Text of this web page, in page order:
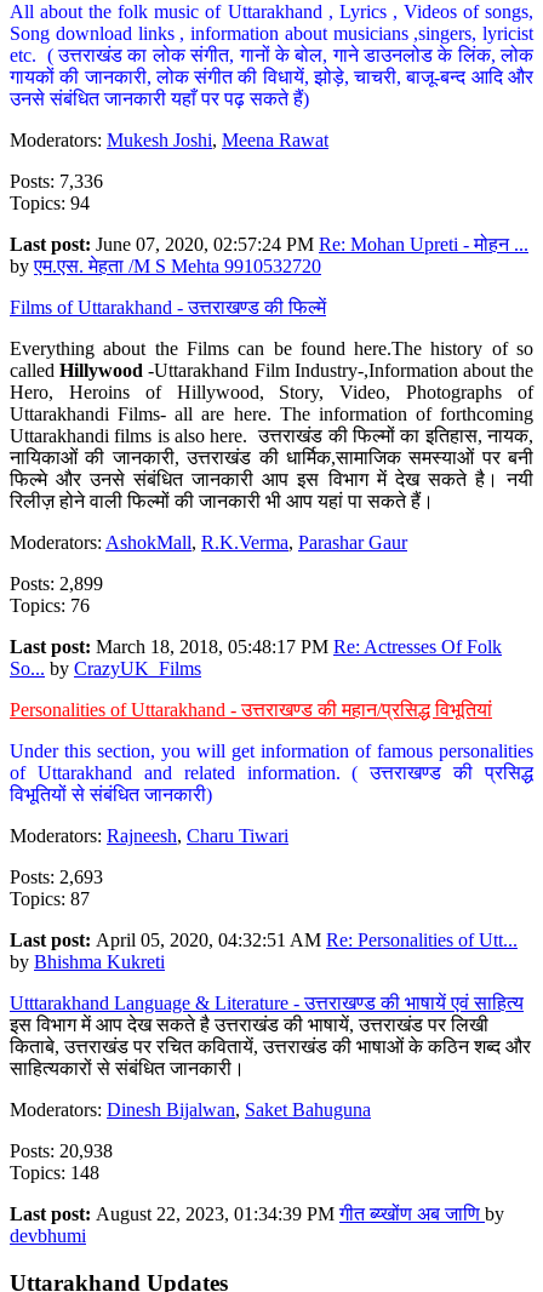
All about the folk music of Uttarakhand , Lyrics , Videos of songs,
Song download links , information about musicians ,singers, lyricist
etc. ( उत्तराखंड का लोक संगीत, गानों के बोल, गाने डाउनलोड के लिंक, लोक
गायकों की जानकारी, लोक संगीत की विधायें, झोड़े, चाचरी, बाजू-बन्द आदि और
उनसे संबंधित जानकारी यहाँ पर पढ़ सकते हैं)
Moderators: Mukesh Joshi, Meena Rawat
Posts: 7,336
Topics: 94
Last post: June 07, 2020, 02:57:24 PM Re: Mohan Upreti - मोहन ...
byएम.एस. मेहता /M S Mehta 9910532720
Films of Uttarakhand - उत्तराखण्ड की फिल्में
Everything about the Films can be found here.The history of so
calledHillywood-Uttarakhand Film Industry-,Information about the
Hero, Heroins of Hillywood, Story, Video, Photographs of
Uttarakhandi Films- all are here. The information of forthcoming
Uttarakhandi films is also here. उत्तराखंड की फिल्मों का इतिहास, नायक,
नायिकाओं की जानकारी, उत्तराखंड की धार्मिक,सामाजिक समस्याओं पर बनी
फिल्मे और उनसे संबंधित जानकारी आप इस विभाग में देख सकते है। नयी
रिलीज़ होने वाली फिल्मों की जानकारी भी आप यहां पा सकते हैं।
Moderators: AshokMall, R.K.Verma, Parashar Gaur
Posts: 2,899
Topics: 76
Last post: March 18, 2018, 05:48:17 PM Re: Actresses Of Folk
So... by CrazyUK_Films
Personalities of Uttarakhand - उत्तराखण्ड की महान/प्रसिद्ध विभूतियां
Under this section, you will get information of famous personalities
of Uttarakhand and related information. ( उत्तराखण्ड की प्रसिद्ध
विभूतियों से संबंधित जानकारी)
Moderators: Rajneesh, Charu Tiwari
Posts: 2,693
Topics: 87
Last post: April 05, 2020, 04:32:51 AM Re: Personalities of Utt...
by Bhishma Kukreti
Utttarakhand Language & Literature - उत्तराखण्ड की भाषायें एवं साहित्य
इस विभाग में आप देख सकते है उत्तराखंड की भाषायें, उत्तराखंड पर लिखी
किताबे, उत्तराखंड पर रचित कवितायें, उत्तराखंड की भाषाओं के कठिन शब्द और
साहित्यकारों से संबंधित जानकारी।
Moderators: Dinesh Bijalwan, Saket Bahuguna
Posts: 20,938
Topics: 148
Last post: August 22, 2023, 01:34:39 PMगीत ब्य्खोंण अब जाणि by
devbhumi
Uttarakhand Updates